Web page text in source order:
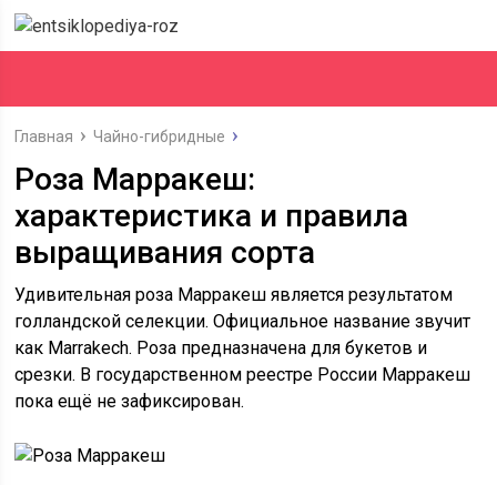
Главная Чайно-гибридные
Роза Марракеш:
характеристика и правила
выращивания сорта
Удивительная роза Марракеш является результатом
голландской селекции. Официальное название звучит
как Marrakech. Роза предназначена для букетов и
срезки. В государственном реестре России Марракеш
пока ещё не зафиксирован.